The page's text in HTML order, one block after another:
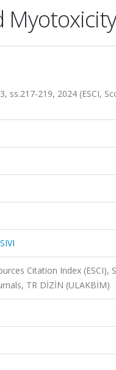
ss.217-219, 2024 (ESCI,
Citation Index
TR DİZİN (ULAKBİM)